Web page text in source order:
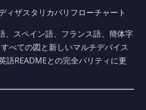
ィザスタリカバリフローチャート
、スペイン語、フランス語、簡体字
べての図と新しいマルチデバイス
語READMEとの完全パリティに更